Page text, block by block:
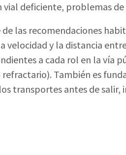
vial deficiente, problemas
las recomendaciones
velocidad y la distancia
a cada rol en la vía
refractario). También es
transportes antes de salir,